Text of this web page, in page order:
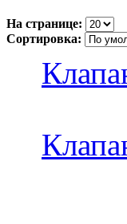
На странице:
Сортировка: